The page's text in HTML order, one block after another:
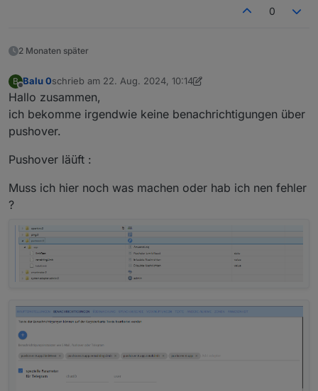
0
2 Monaten später
B
Offline
Balu 0schrieb am 22. Aug. 2024, 10:14
zuletzt editiert von Balu 0
Hallo zusammen,
ich bekomme irgendwie keine benachrichtigungen über
pushover.
Pushover läüft :
Muss ich hier noch was machen oder hab ich nen fehler
?